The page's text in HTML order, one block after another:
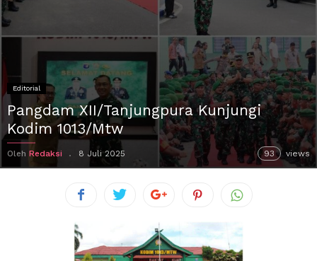
Editorial
Pangdam XII/Tanjungpura Kunjungi
Kodim 1013/Mtw
Oleh Redaksi 8 Juli 2025 93 views